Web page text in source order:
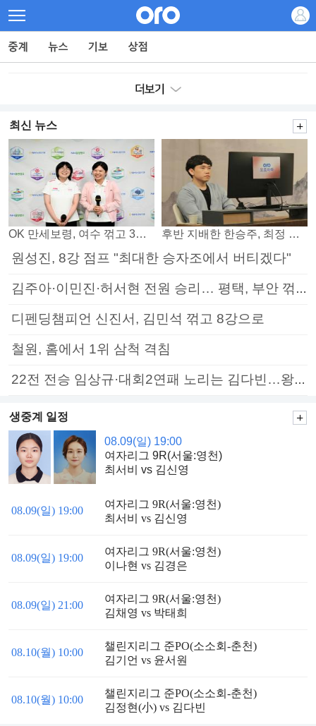
최신 뉴스
OK 만세보령, 여수 꺾고 3연패 탈출 후반 지배한 한승주, 최정 꺾고 8강 진출
원성진, 8강 점프 "최대한 승자조에서 버티겠다"
김주아·이민진·허서현 전원 승리… 평택, 부안 꺾고 5연승
디펜딩챔피언 신진서, 김민석 꺾고 8강으로
철원, 홈에서 1위 삼척 격침
22전 전승 임상규·대회2연패 노리는 김다빈…왕중왕전 16강 7일부터
생중계 일정
08.09(일) 19:00
여자리그 9R(서울:영천)
최서비 vs 김신영
08.09(일) 19:00
여자리그 9R(서울:영천)
최서비 vs 김신영
08.09(일) 19:00
여자리그 9R(서울:영천)
이나현 vs 김경은
08.09(일) 21:00
여자리그 9R(서울:영천)
김채영 vs 박태희
08.10(월) 10:00
챌린지리그 준PO(소소회-춘천)
김기언 vs 윤서원
08.10(월) 10:00
챌린지리그 준PO(소소회-춘천)
김정현(小) vs 김다빈